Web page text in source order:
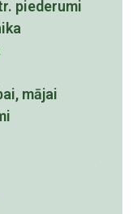
piederumi
mājai